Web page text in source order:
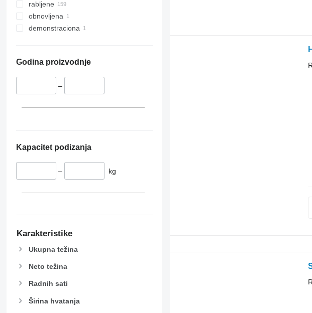
rabljene
obnovljena
demonstraciona
Godina proizvodnje
–
Kapacitet podizanja
– kg
Karakteristike
Ukupna težina
Neto težina
Radnih sati
Širina hvatanja